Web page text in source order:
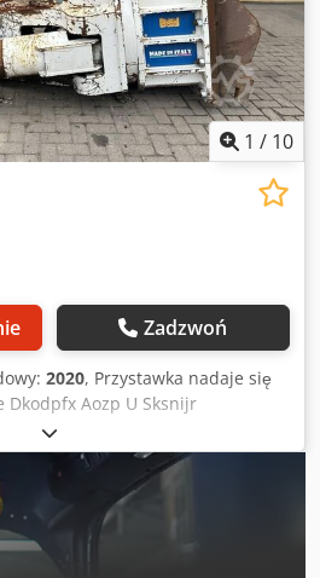
1 / 10
Zadzwoń
2020, Przystawka nadaje się
Dkodpfx Aozp U Sksnijr